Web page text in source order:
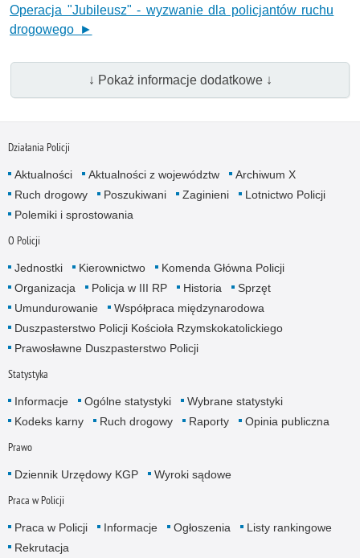
Operacja "Jubileusz" - wyzwanie dla policjantów ruchu
drogowego ►
↓ Pokaż informacje dodatkowe ↓
Działania Policji
Aktualności Aktualności z województw
Archiwum X
Ruch drogowy
Poszukiwani Zaginieni
Lotnictwo Policji
Polemiki i sprostowania
O Policji
Jednostki Kierownictwo
Komenda Główna Policji
Organizacja
Policja w III RP Historia
Sprzęt
Umundurowanie
Współpraca międzynarodowa
Duszpasterstwo Policji Kościoła Rzymskokatolickiego
Prawosławne Duszpasterstwo Policji
Statystyka
Informacje Ogólne statystyki
Wybrane statystyki
Kodeks karny
Ruch drogowy Raporty Opinia publiczna
Prawo
Dziennik Urzędowy KGP Wyroki sądowe
Praca w Policji
Praca w Policji Informacje Ogłoszenia
Listy rankingowe
Rekrutacja